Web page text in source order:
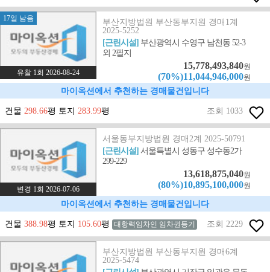
17일 남음
유찰 1회 2026-08-24
부산지방법원 부산동부지원 경매1계
2025-5252
[근린시설] 부산광역시 수영구 남천동 52-3
외 2필지
15,778,493,840원
(70%)11,044,946,000원
마이옥션에서 추천하는 경매물건입니다
건물 298.66평 토지 283.99평 조회 1033
변경 1회 2026-07-06
서울동부지방법원 경매2계 2025-50791
[근린시설]서울특별시 성동구 성수동2가
299-229
13,618,875,040원
(80%)10,895,100,000원
마이옥션에서 추천하는 경매물건입니다
건물 388.98평 토지 105.60평 대항력임차인 임차권등기 조회 2229
부산지방법원 부산동부지원 경매6계
2025-5474